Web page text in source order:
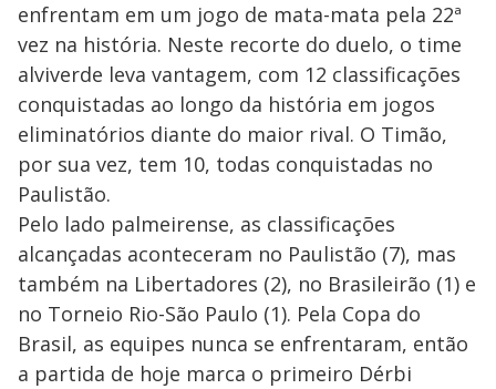
enfrentam em um jogo de mata-mata pela 22ª
vez na história. Neste recorte do duelo, o time
alviverde leva vantagem, com 12 classificações
conquistadas ao longo da história em jogos
eliminatórios diante do maior rival. O Timão,
por sua vez, tem 10, todas conquistadas no
Paulistão.
Pelo lado palmeirense, as classificações
alcançadas aconteceram no Paulistão (7), mas
também na Libertadores (2), no Brasileirão (1) e
no Torneio Rio-São Paulo (1). Pela Copa do
Brasil, as equipes nunca se enfrentaram, então
a partida de hoje marca o primeiro Dérbi